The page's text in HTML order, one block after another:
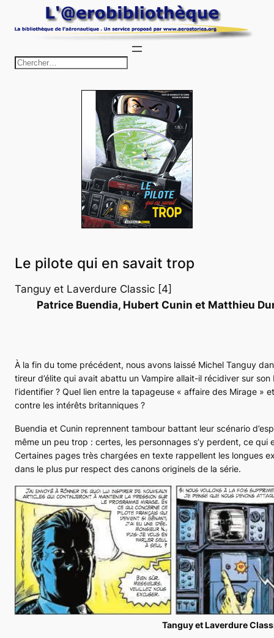
au
c
h
e
r
c
h
e
r
Le pilote qui en savait trop
Tanguy et Laverdure Classic [4]
Patrice Buendia, Hubert Cunin et Matthieu
À la fin du tome précédent, nous avons laissé Michel Tanguy
tireur d’élite qui avait abattu un Vampire allait-il récidiver sur son
l’identifier ? Quel lien entre la tapageuse « affaire des Mirage »
contre les intérêts britanniques ?
Buendia et Cunin reprennent tambour battant leur scénario
même un peu trop : certes, les personnages s’y perdent, ce qui
Certaines pages très chargées en texte rappellent les longues
dans le plus pur respect des canons originels de la série.
Tanguy et Laverdure